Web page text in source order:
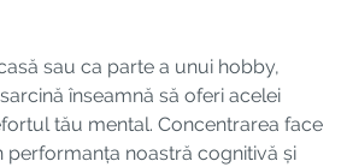
sau ca parte a unui hobby,
înseamnă să oferi acelei
tău mental. Concentrarea face
performanța noastră cognitivă și